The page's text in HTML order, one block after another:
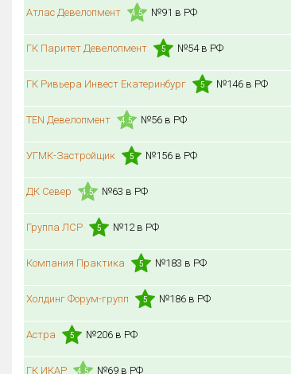
Атлас Девелопмент 4.5 №91 в РФ
ГК Паритет Девелопмент 5 №54 в РФ
ГК Ривьера Инвест Екатеринбург 5 №146 в РФ
TEN Девелопмент 4.5 №56 в РФ
УГМК-Застройщик 5 №156 в РФ
ДК Север 4.5 №63 в РФ
Группа ЛСР 5 №12 в РФ
Компания Практика 5 №183 в РФ
Холдинг Форум-групп 5 №186 в РФ
Астра 5 №206 в РФ
ГК ИКАР 4.5 №69 в РФ